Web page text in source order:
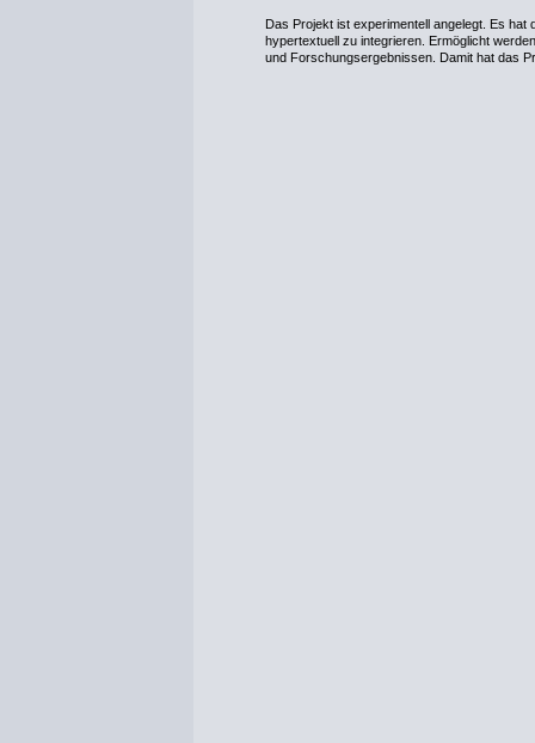
Das Projekt ist experimentell angelegt. Es
hypertextuell zu integrieren. Ermöglicht
und Forschungsergebnissen. Damit hat das